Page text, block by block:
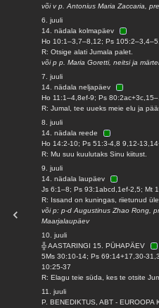
või v p. Antonius Maria Zaccaria,
6. juuli
14. nädala kolmapäev
Ho 10:1–3,7–8,12; Ps
R: Otsige alati Jumala palet.
või p p. Maria Goretti, neitsi ja
7. juuli
14. nädala neljapäev
Ho 11:1–4,8ef-9; Ps
R: Jumal, tee uueks meie elu ja
8. juuli
14. nädala reede
Ho 14:2-10; Ps 51:3-4,8 9,12-
R: Mu suu kuulutaks Sinu kiitust.
9. juuli
14. nädala laupäev
Js 6:1–8; Ps 93:1abcd,1ef-2,5; Mt
R: Issand on kuningas, riietunud
või p: p-d Augustinus Zhao Rong,
Maarjalaupäev
10. juuli
╬ AASTARINGI 15. PÜHAPÄEV
5Ms 30:10-14; Ps 69:14+17,30-
10:25-37
R: Elagu teie süda, kes te otsite
11. juuli
P. BENEDIKTUS, ABT - EUROOPA